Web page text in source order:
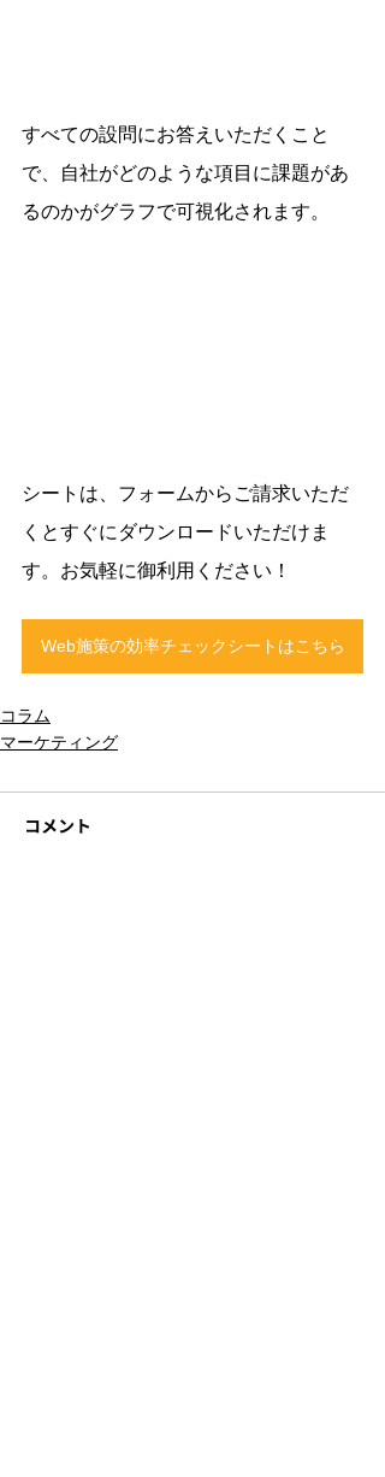
すべての設問にお答えいただくこと
で、自社がどのような項目に課題があ
るのかがグラフで可視化されます。
シートは、フォームからご請求いただ
くとすぐにダウンロードいただけま
す。お気軽に御利用ください！
Web施策の効率チェックシートはこちら
コラム
マーケティング
コメント